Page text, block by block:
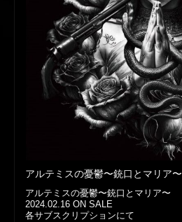
アルテミスの憂鬱〜銃口とマリア〜
アルテミスの憂鬱〜銃口とマリア〜
2024.02.16 ON SALE
各サブスクリプションにて